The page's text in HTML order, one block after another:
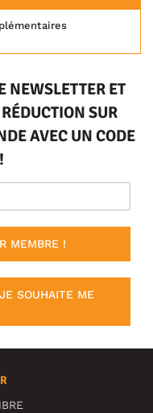
NEWSLETTER ET
SUR
AVEC UN CODE
MEMBRE !
SOUHAITE ME